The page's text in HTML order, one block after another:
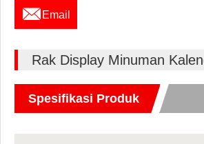
 Email
Rak Display Minuman
Spesifikasi Produk